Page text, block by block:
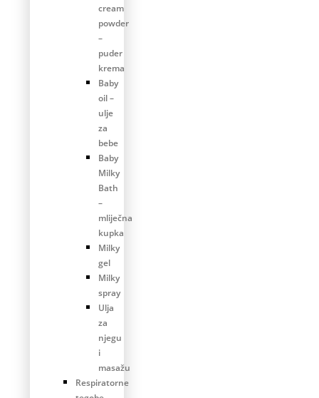
cream
powder
–
puder
krema
Baby
oil –
ulje
za
bebe
Baby
Milky
Bath
–
mliječna
kupka
Milky
gel
Milky
spray
Ulja
za
njegu
i
masažu
Respiratorne